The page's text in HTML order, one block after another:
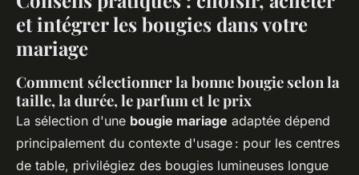
et intégrer les bougies dans votre
mariage
Comment sélectionner la bonne bougie selon la
taille, la durée, le parfum et le prix
La sélection d'une bougie mariage adaptée dépend
principalement du contexte d'usage : pour les centres
de table, privilégiez des bougies lumineuses longue